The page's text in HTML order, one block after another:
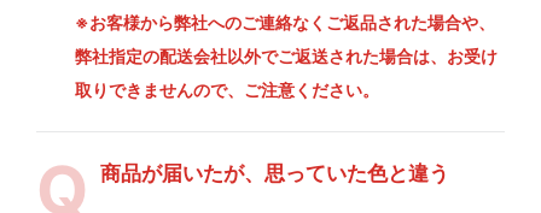
※お客様から弊社へのご連絡なくご返品された場合や、
弊社指定の配送会社以外でご返送された場合は、お受け
取りできませんので、ご注意ください。
商品が届いたが、思っていた色と違う